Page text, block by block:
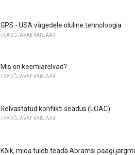
GPS - USA vägedele oluline tehnoloogia
USA SÕJAVÄE KARJÄÄR
Mis on keemiarelvad?
USA SÕJAVÄE KARJÄÄR
Relvastatud konflikti seadus (LOAC)
USA SÕJAVÄE KARJÄÄR
Kõik, mida tuleb teada Abramsi paagi